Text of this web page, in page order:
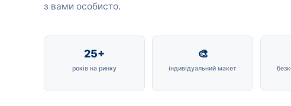
з вами особисто.
25+
років на ринку
🎨
індивідуальний макет